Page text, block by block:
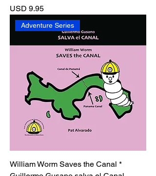
Precio
USD 9.95
Adventure Series
William Worm Saves the Canal *